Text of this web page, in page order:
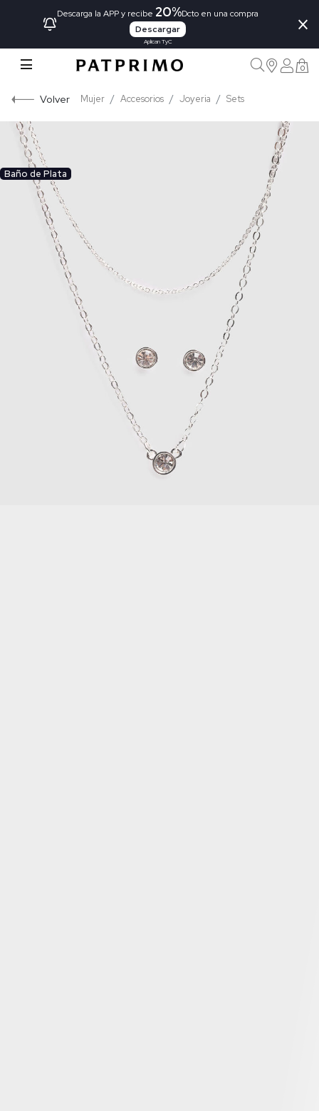
Descarga la APP y recibe 20%Dcto en una compra
Descargar
Aplican TyC
×
0
Volver Mujer Accesorios Joyeria Sets
Baño de Plata